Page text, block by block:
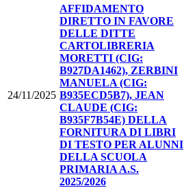
24/11/2025
AFFIDAMENTO
DIRETTO IN FAVORE
DELLE DITTE
CARTOLIBRERIA
MORETTI (CIG:
B927DA1462), ZERBINI
MANUELA (CIG:
B935ECD5B7), JEAN
CLAUDE (CIG:
B935F7B54E) DELLA
FORNITURA DI LIBRI
DI TESTO PER ALUNNI
DELLA SCUOLA
PRIMARIA A.S.
2025/2026